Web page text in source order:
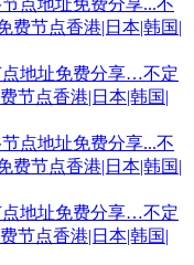
点地址免费分享…不定
节点香港|日本|韩国|
点地址免费分享…不定
节点香港|日本|韩国|